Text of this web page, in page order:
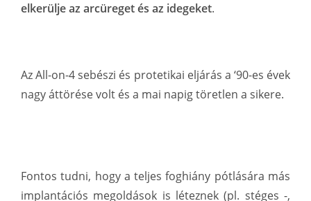
elkerülje az arcüreget és az idegeket.
Az All-on-4 sebészi és protetikai eljárás a ‘90-es évek
nagy áttörése volt és a mai napig töretlen a sikere.
Fontos tudni, hogy a teljes foghiány pótlására más
implantációs megoldások is léteznek (pl. stéges -,